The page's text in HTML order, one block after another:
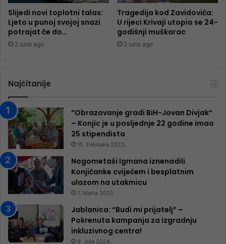
Slijedi novi toplotni talas:
Ljeto u punoj svojoj snazi
potrajat će do…
2 sata ago
Tragedija kod Zavidovića:
U rijeci Krivaji utopio se 24-
godišnji muškarac
2 sata ago
Najčitanije
“Obrazovanje gradi BiH-Jovan Divjak“
– Konjic je u posljednje 22 godine imao
25 ​​stipendista
15. Februara 2023.
Nogometaši Igmana iznenadili
Konjičanke cvijećem i besplatnim
ulazom na utakmicu
7. Marta 2025.
Jablanica: “Budi mi prijatelj” –
Pokrenuta kampanja za izgradnju
inkluzivnog centra!
9. Jula 2024.